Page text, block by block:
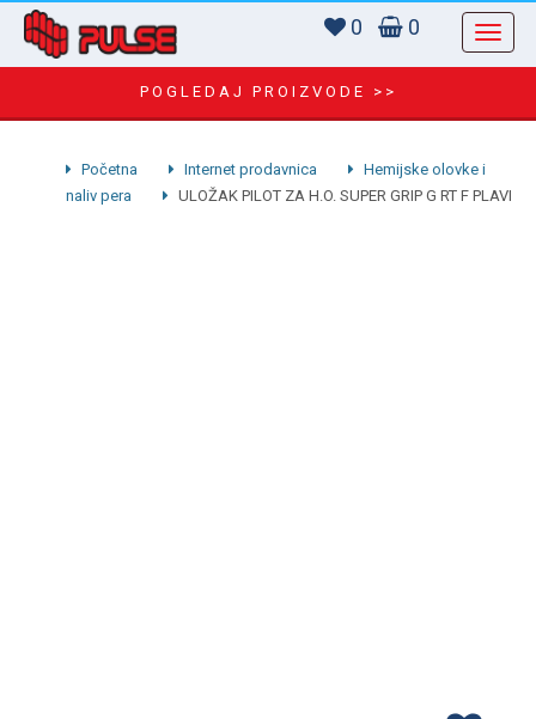
0 0
POGLEDAJ PROIZVODE >>
Početna Internet prodavnica
Hemijske olovke i
naliv pera
ULOŽAK PILOT ZA H.O. SUPER GRIP G RT F PLAVI